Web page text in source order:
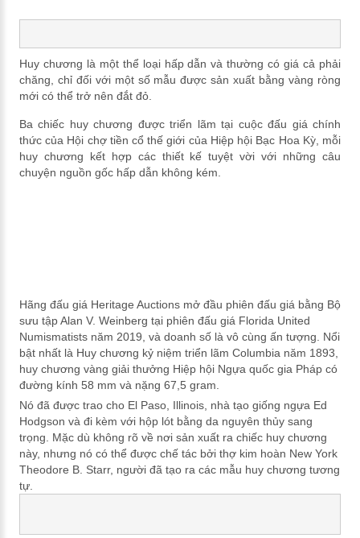
Huy chương là một thể loại hấp dẫn và thường có giá cả phải
chăng, chỉ đối với một số mẫu được sản xuất bằng vàng ròng
mới có thể trở nên đắt đỏ.
Ba chiếc huy chương được triển lãm tại cuộc đấu giá chính
thức của Hội chợ tiền cổ thế giới của Hiệp hội Bạc Hoa Kỳ, mỗi
huy chương kết hợp các thiết kế tuyệt vời với những câu
chuyện nguồn gốc hấp dẫn không kém.
Hãng đấu giá Heritage Auctions mở đầu phiên đấu giá bằng Bộ
sưu tập Alan V. Weinberg tại phiên đấu giá Florida United
Numismatists năm 2019, và doanh số là vô cùng ấn tượng. Nổi
bật nhất là Huy chương kỷ niệm triển lãm Columbia năm 1893,
huy chương vàng giải thưởng Hiệp hội Ngựa quốc gia Pháp có
đường kính 58 mm và nặng 67,5 gram.
Nó đã được trao cho El Paso, Illinois, nhà tạo giống ngựa Ed
Hodgson và đi kèm với hộp lót bằng da nguyên thủy sang
trọng. Mặc dù không rõ về nơi sản xuất ra chiếc huy chương
này, nhưng nó có thể được chế tác bởi thợ kim hoàn New York
Theodore B. Starr, người đã tạo ra các mẫu huy chương tương
tự.